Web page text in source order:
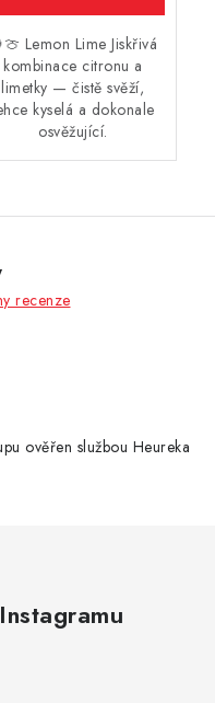
Lemon Lime Jiskřivá
kombinace citronu a
limetky — čistě svěží,
kyselá a dokonale
osvěžující.
recenze
ověřen službou Heureka